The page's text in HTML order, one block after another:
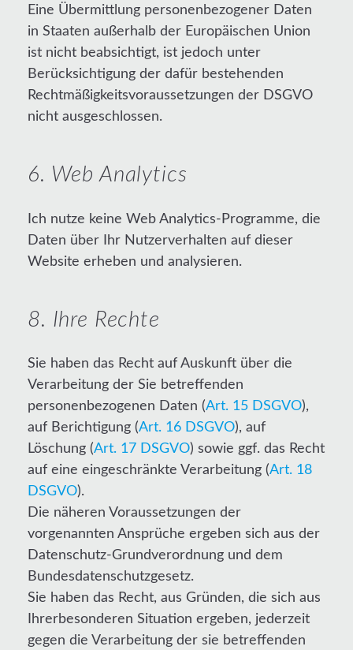
Eine Übermittlung personenbezogener Daten
in Staaten außerhalb der Europäischen Union
ist nicht beabsichtigt, ist jedoch unter
Berücksichtigung der dafür bestehenden
Rechtmäßigkeitsvoraussetzungen der DSGVO
nicht ausgeschlossen.
6. Web Analytics
Ich nutze keine Web Analytics-Programme, die
Daten über Ihr Nutzerverhalten auf dieser
Website erheben und analysieren.
8. Ihre Rechte
Sie haben das Recht auf Auskunft über die
Verarbeitung der Sie betreffenden
personenbezogenen Daten (Art. 15 DSGVO),
auf Berichtigung (Art. 16 DSGVO), auf
Löschung (Art. 17 DSGVO) sowie ggf. das Recht
auf eine eingeschränkte Verarbeitung (Art. 18
DSGVO).
Die näheren Voraussetzungen der
vorgenannten Ansprüche ergeben sich aus der
Datenschutz-Grundverordnung und dem
Bundesdatenschutzgesetz.
Sie haben das Recht, aus Gründen, die sich aus
Ihrerbesonderen Situation ergeben, jederzeit
gegen die Verarbeitung der sie betreffenden